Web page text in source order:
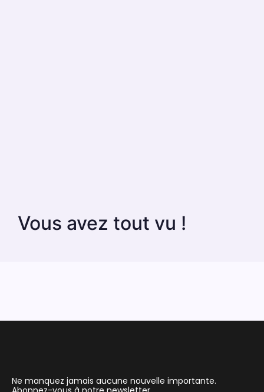
Vous avez tout vu !
Ne manquez jamais aucune nouvelle importante.